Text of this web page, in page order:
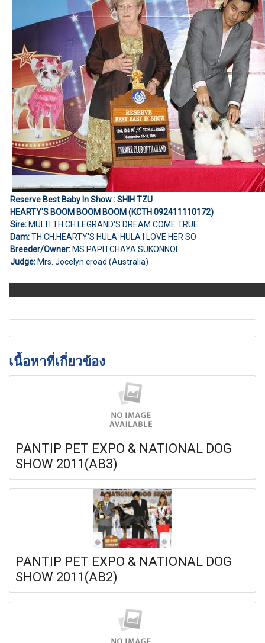
Reserve Best Baby In Show : SHIH TZU
HEARTY'S BOOM BOOM BOOM (KCTH 092411110172)
Sire:MULTI.TH.CH.LEGRAND'S DREAM COME TRUE
Dam:TH.CH.HEARTY'S HULA-HULA I LOVE HER SO
Breeder/Owner:MS.PAPITCHAYA SUKONNOI
Judge:Mrs. Jocelyn croad (Australia)
เนื้อหาที่เกี่ยวข้อง
PANTIP PET EXPO & NATIONAL DOG
SHOW 2011(AB3)
PANTIP PET EXPO & NATIONAL DOG
SHOW 2011(AB2)